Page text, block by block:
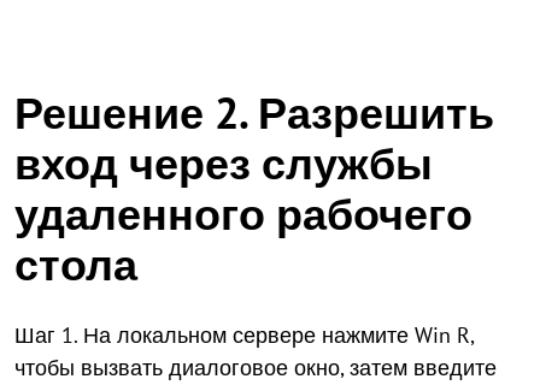
Решение 2. Разрешить
вход через службы
удаленного рабочего
стола
Шаг 1. На локальном сервере нажмите Win R,
чтобы вызвать диалоговое окно, затем введите